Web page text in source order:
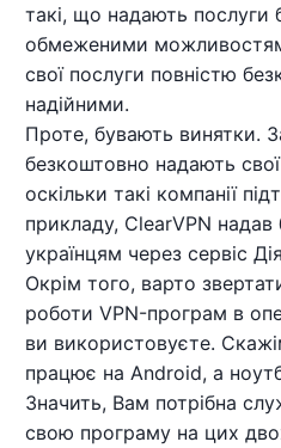
такі, що надають послуги
обмеженими
свої послуги повністю
надійними.
Проте, бувають винятки.
безкоштовно надають
оскільки такі компанії
прикладу, ClearVPN
українцям через сервіс
Окрім того, варто
роботи VPN-програм в
ви використовуєте.
працює на Android, а
Значить, Вам потрібна
свою програму на цих